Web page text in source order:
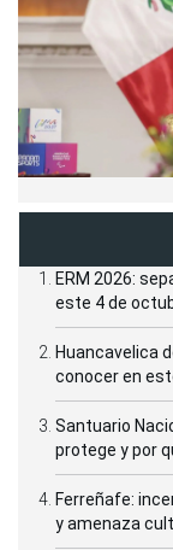
ERM 2026:
este 4 de
Huancavelica
conocer en
Santuario
protege y por
Ferreñafe:
y amenaza